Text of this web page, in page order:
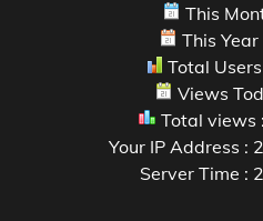
This
This
Total
Views
Total views
Your IP Address :
Server Time :